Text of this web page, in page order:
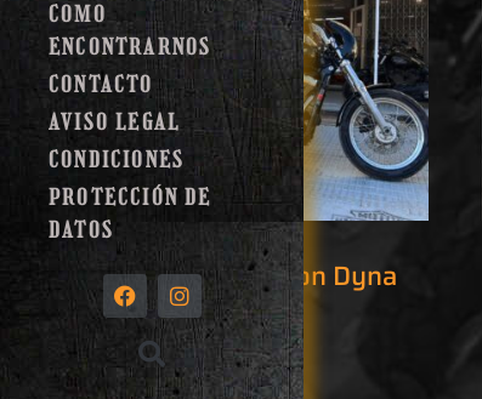
COMO
ENCONTRARNOS
CONTACTO
AVISO LEGAL
CONDICIONES
PROTECCIÓN DE
DATOS
Harley Davidson Dyna
mit Sissybar
Leer más